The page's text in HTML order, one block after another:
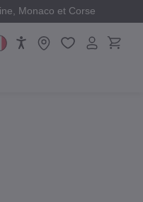
Monaco et Corse